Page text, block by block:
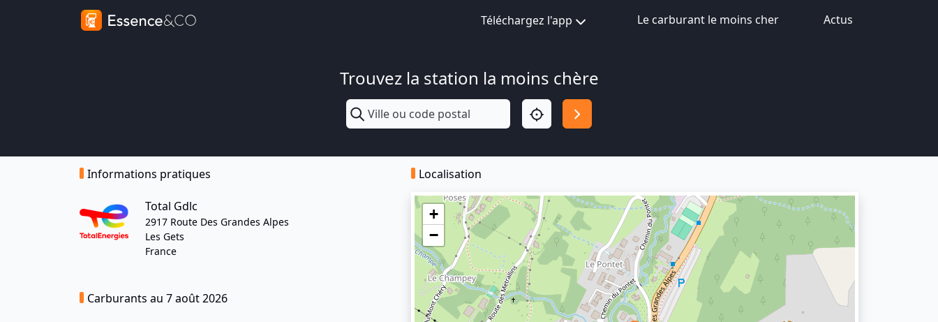
Téléchargez l'app Le carburant le moins cher Actus
Trouvez la station la moins chère
Informations pratiques
Total Gdlc
2917 Route Des Grandes Alpes
Les Gets
France
Carburants au 7 août 2026
Localisation
+
−